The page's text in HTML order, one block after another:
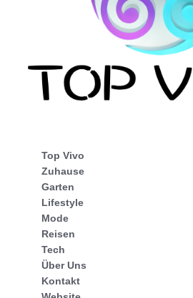
Top Vivo
Zuhause
Garten
Lifestyle
Mode
Reisen
Tech
Über Uns
Kontakt